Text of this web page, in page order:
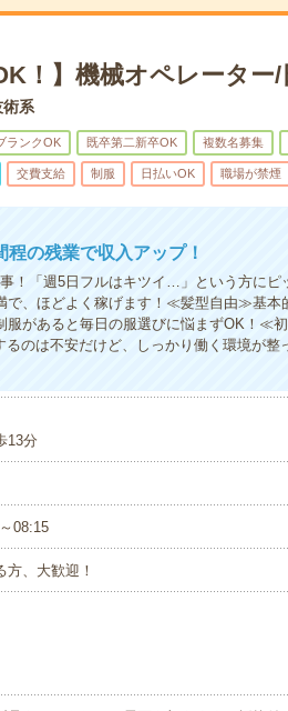
！】機械オペレーター
術系
ランクOK 既卒第二新卒OK 複数名募集
交費支給 制服 日払いOK 職場が禁煙
の残業で収入アップ！
！「週5日フルはキツイ…」という方にピ
、ほどよく稼げます！≪髪型自由≫基本
服があると毎日の服選びに悩まずOK！≪
のは不安だけど、しっかり働く環境が整
13分
08:15
方、大歓迎！